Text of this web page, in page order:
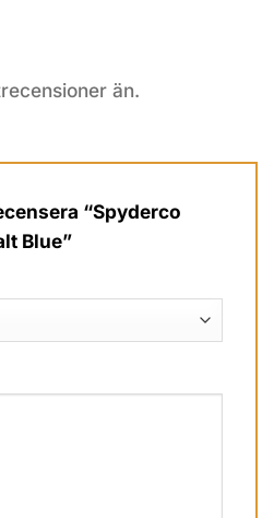
än.
“Spyderco
Blue”